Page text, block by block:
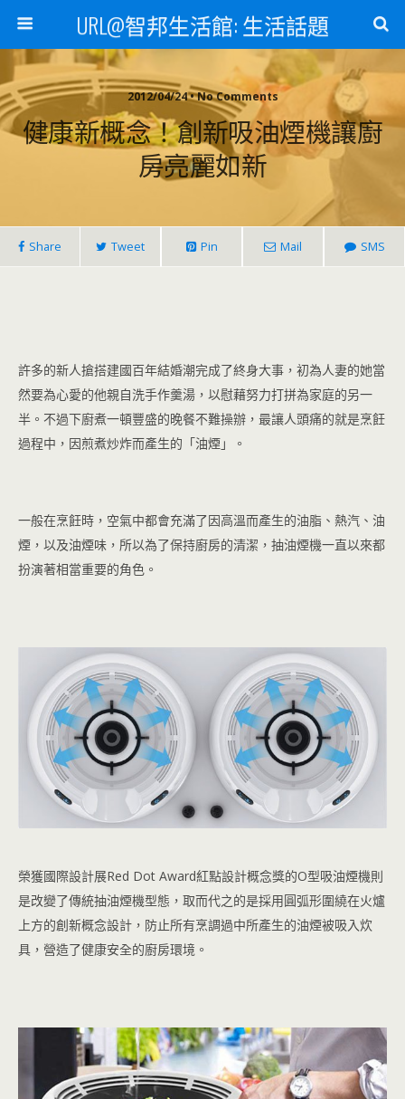
URL@智邦生活館: 生活話題
2012/04/24 • No Comments
健康新概念！創新吸油煙機讓廚
房亮麗如新
Share Tweet Pin Mail SMS
許多的新人搶搭建國百年結婚潮完成了終身大事，初為人妻的她當
然要為心愛的他親自洗手作羹湯，以慰藉努力打拼為家庭的另一
半。 不過下廚煮一頓豐盛的晚餐不難操辦，最讓人頭痛的就是烹飪
過程中，因煎煮炒炸而產生的「油煙」。
一般在烹飪時，空氣中都會充滿了因高溫而產生的油脂、熱汽、油
煙，以及油煙味，所以為了保持廚房的清潔，抽油煙機一直以來都
扮演著相當重要的角色。
榮獲國際設計展Red Dot Award紅點設計概念獎的O型吸油煙機則
是改變了傳統抽油煙機型態，取而代之的是採用圓弧形圍繞在火爐
上方的創新概念設計，防止所有烹調過中所產生的油煙被吸入炊
具，營造了健康安全的廚房環境。